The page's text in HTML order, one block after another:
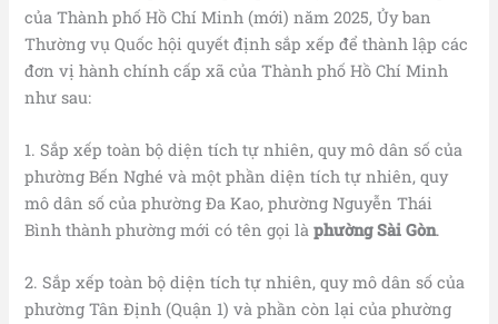
của Thành phố Hồ Chí Minh (mới) năm 2025, Ủy ban
Thường vụ Quốc hội quyết định sắp xếp để thành lập các
đơn vị hành chính cấp xã của Thành phố Hồ Chí Minh
như sau:
1. Sắp xếp toàn bộ diện tích tự nhiên, quy mô dân số của
phường Bến Nghé và một phần diện tích tự nhiên, quy
mô dân số của phường Đa Kao, phường Nguyễn Thái
Bình thành phường mới có tên gọi làphường Sài Gòn.
2. Sắp xếp toàn bộ diện tích tự nhiên, quy mô dân số của
phường Tân Định (Quận 1) và phần còn lại của phường